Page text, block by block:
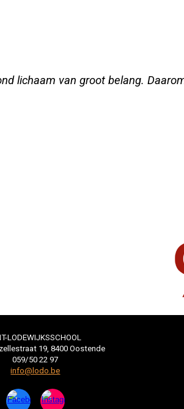
lichaam van groot belang.
LODEWIJKSSCHOOL
19, 8400 Oostende
059/50 22 97
​​​​​​​info@lodo.be